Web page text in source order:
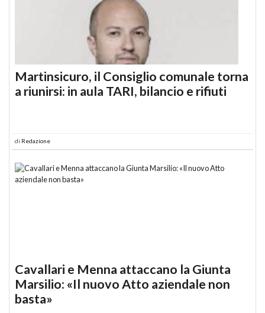
Martinsicuro, il Consiglio comunale torna
a riunirsi: in aula TARI, bilancio e rifiuti
di Redazione
Cavallari e Menna attaccano la Giunta
Marsilio: «Il nuovo Atto aziendale non
basta»